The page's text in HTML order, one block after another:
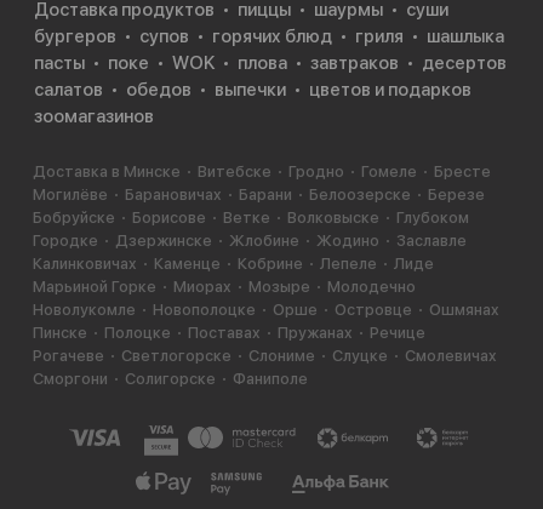
Доставка продуктов пиццы шаурмы
суши
бургеров
супов горячих блюд гриля
шашлыка
пасты
поке WOK плова завтраков
десертов
салатов
обедов выпечки
цветов и подарков
зоомагазинов
Доставка в Минске Витебске Гродно Гомеле
Бресте
Могилёве
Барановичах Барани Белоозерске
Березе
Бобруйске
Борисове Ветке Волковыске
Глубоком
Городке
Дзержинске Жлобине Жодино
Заславле
Калинковичах
Каменце Кобрине Лепеле
Лиде
Марьиной Горке
Миорах Мозыре
Молодечно
Новолукомле
Новополоцке Орше Островце
Ошмянах
Пинске
Полоцке Поставах Пружанах
Речице
Рогачеве
Светлогорске Слониме Слуцке
Смолевичах
Сморгони
Солигорске Фаниполе